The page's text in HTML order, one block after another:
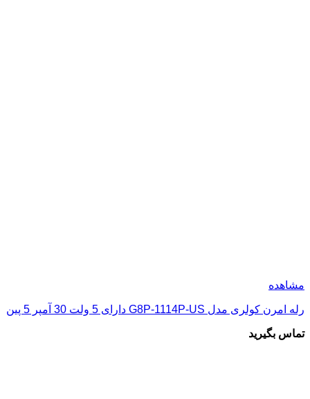
مشاهده
رله امرن کولری مدل G8P-1114P-US دارای 5 ولت 30 آمپر 5 پین
تماس بگیرید